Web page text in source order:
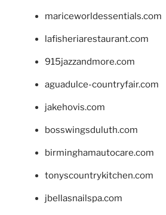
mariceworldessentials.com
lafisheriarestaurant.com
915jazzandmore.com
aguadulce-countryfair.com
jakehovis.com
bosswingsduluth.com
birminghamautocare.com
tonyscountrykitchen.com
jbellasnailspa.com